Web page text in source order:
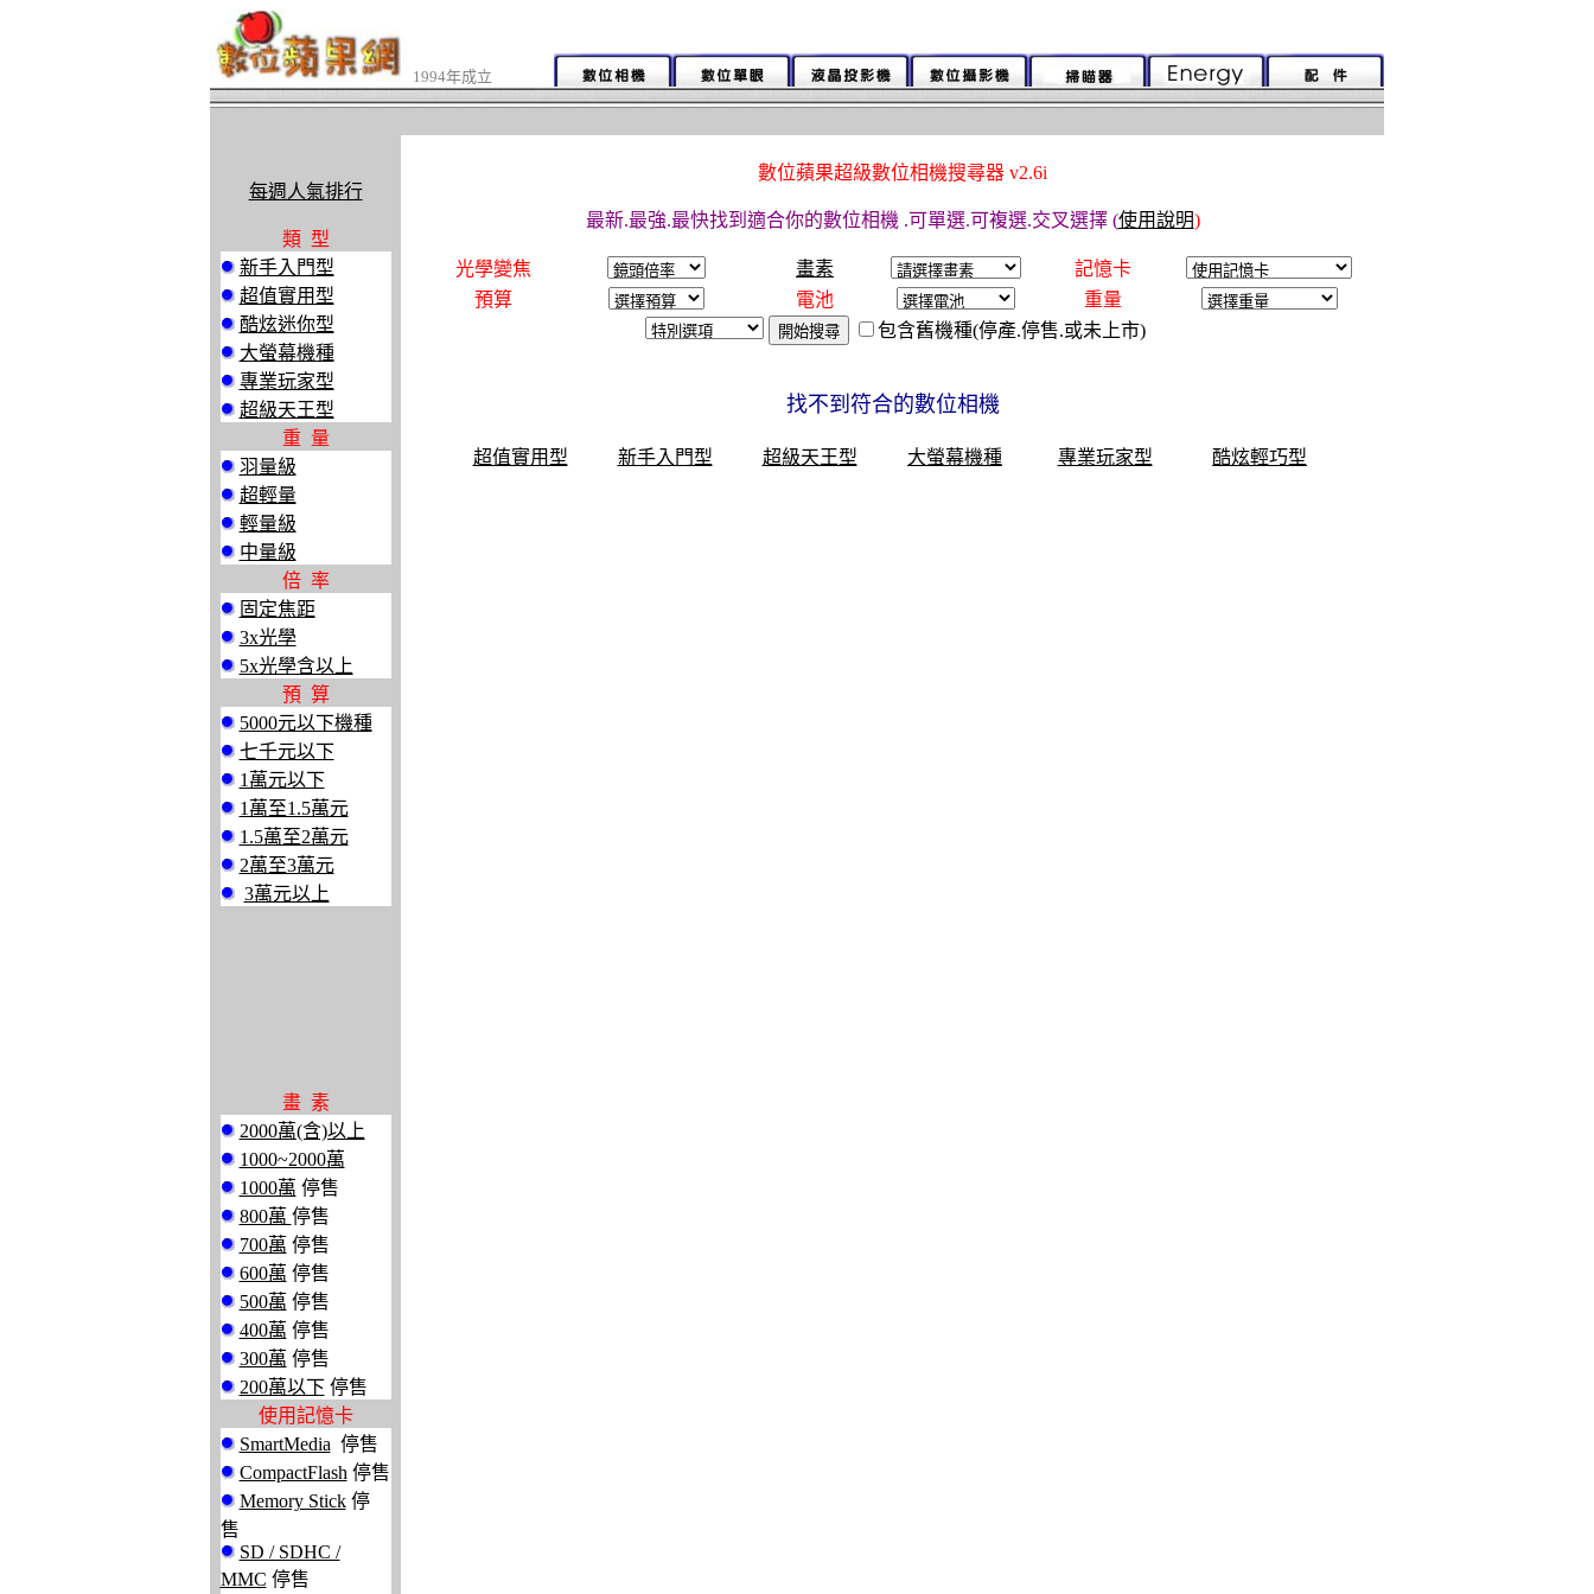
1994年成立
每週人氣排行
類 型
新手入門型
超值實用型
酷炫迷你型
大螢幕機種
專業玩家型
超級天王型
重 量
羽量級
超輕量
輕量級
中量級
倍 率
固定焦距
3x光學
5x光學含以上
預 算
5000元以下機種
七千元以下
1萬元以下
1萬至1.5萬元
1.5萬至2萬元
2萬至3萬元
3萬元以上
畫 素
2000萬(含)以上
1000~2000萬
1000萬 停售
800萬 停售
700萬 停售
600萬 停售
500萬 停售
400萬 停售
300萬 停售
200萬以下停售
使用記憶卡
SmartMedia 停售
CompactFlash 停售
Memory Stick停
售
SD / SDHC /
MMC 停售
數位蘋果超級數位相機搜尋器 v2.6i
最新.最強.最快找到適合你的數位相機 .可單選.可複選.交叉選擇 (使用說明)
光學變焦 畫素
記憶卡
預算
電池
重量
包含舊機種(停產.停售.或未上市)
找不到符合的數位相機
超值實用型 新手入門型 超級天王型 大螢幕機種 專業玩家型 酷炫輕巧型